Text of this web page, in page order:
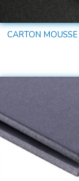
CARTON